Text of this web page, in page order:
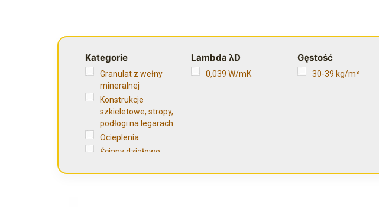
Kategorie
Granulat z wełny
mineralnej
Konstrukcje
szkieletowe, stropy,
podłogi na legarach
Ocieplenia
Ściany działowe
Lambda λD
0,039 W/mK
Gęstość
30-39 kg/m³